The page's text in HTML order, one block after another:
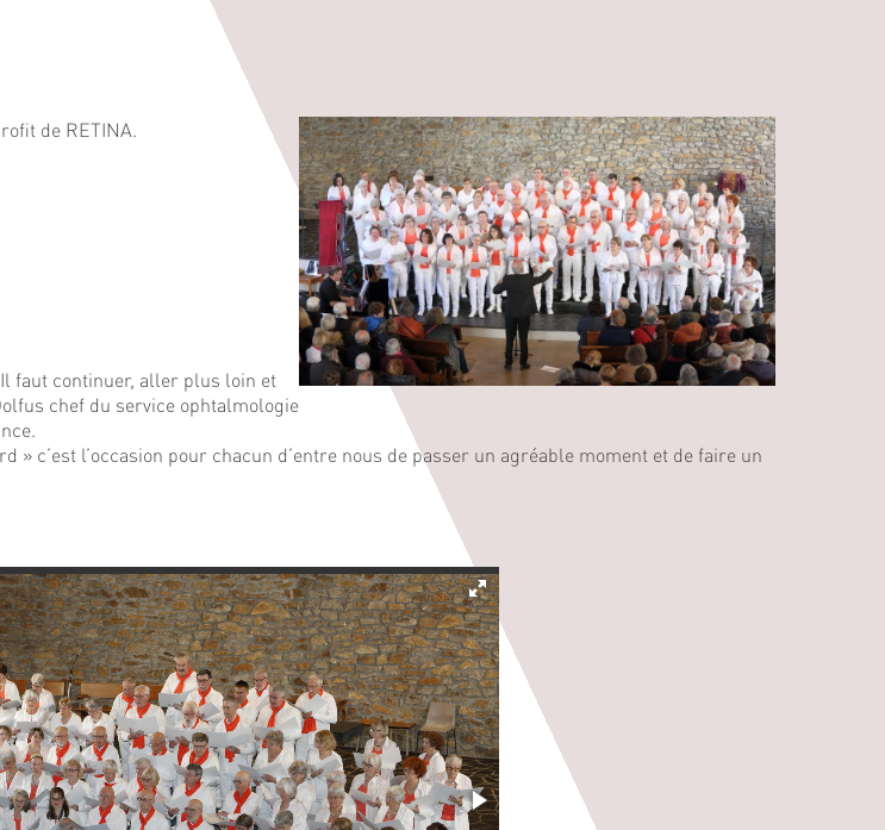
de RETINA.
faut continuer, aller plus loin et
chef du service ophtalmologie
c’est l’occasion pour chacun d’entre nous de passer un agréable moment et de faire un